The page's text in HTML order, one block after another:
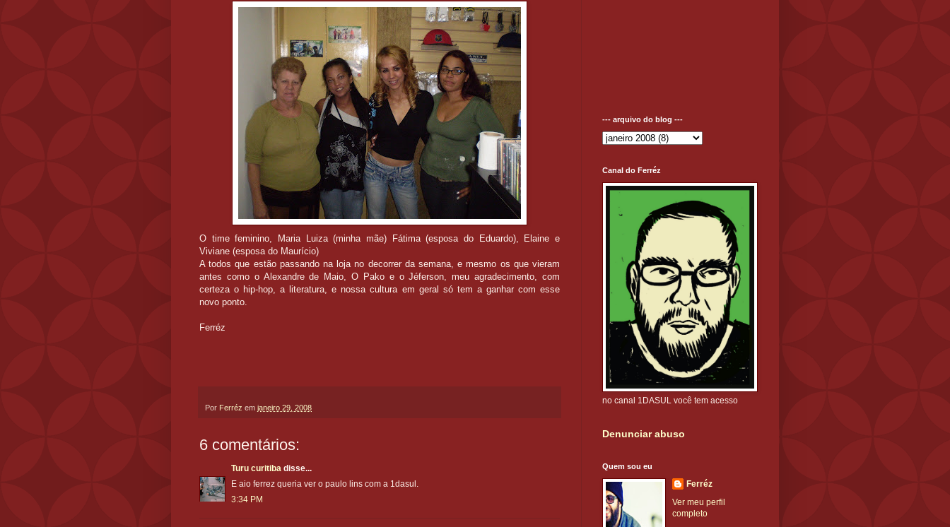
O time feminino, Maria Luiza (minha mãe) Fátima (esposa do Eduardo), Elaine e
Viviane (esposa do Maurício)
A todos que estão passando na loja no decorrer da semana, e mesmo os que vieram
antes como o Alexandre de Maio, O Pako e o Jéferson, meu agradecimento, com
certeza o hip-hop, a literatura, e nossa cultura em geral só tem a ganhar com esse
novo ponto.
Ferréz
Por Ferréz em janeiro 29, 2008
6 comentários:
Turu curitiba disse...
E aio ferrez queria ver o paulo lins com a 1dasul.
3:34 PM
--- arquivo do blog ---
Canal do Ferréz
no canal 1DASUL você tem acesso
Denunciar abuso
Quem sou eu
Ferréz
Ver meu perfil
completo